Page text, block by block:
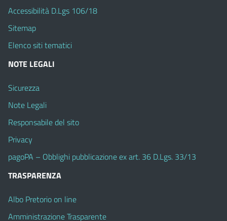
Accessibilità D.Lgs 106/18
Sitemap
Elenco siti tematici
NOTE LEGALI
Sicurezza
Note Legali
Responsabile del sito
Privacy
pagoPA – Obblighi pubblicazione ex art. 36 D.Lgs. 33/13
TRASPARENZA
Albo Pretorio on line
Amministrazione Trasparente